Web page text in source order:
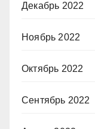
Декабрь 2022
Ноябрь 2022
Октябрь 2022
Сентябрь 2022